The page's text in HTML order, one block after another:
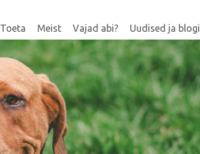
Toeta Meist Vajad abi? Uudised ja blogi